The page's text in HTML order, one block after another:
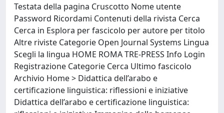
Testata della pagina Cruscotto Nome utente
Password Ricordami Contenuti della rivista Cerca
Cerca in Esplora per fascicolo per autore per titolo
Altre riviste Categorie Open Journal Systems Lingua
Scegli la lingua HOME ROMA TRE-PRESS Info Login
Registrazione Categorie Cerca Ultimo fascicolo
Archivio Home > Didattica dell’arabo e
certificazione linguistica: riflessioni e iniziative
Didattica dell’arabo e certificazione linguistica: